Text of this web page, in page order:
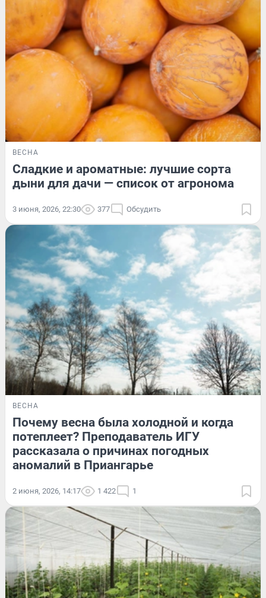
ВЕСНА
Сладкие и ароматные: лучшие сорта
дыни для дачи — список от агронома
3 июня, 2026, 22:30 377 Обсудить
ВЕСНА
Почему весна была холодной и когда
потеплеет? Преподаватель ИГУ
рассказала о причинах погодных
аномалий в Приангарье
2 июня, 2026, 14:17 1 422 1